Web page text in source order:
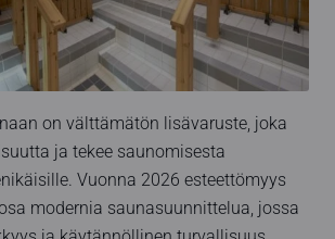
on välttämätön lisävaruste, joka
ja tekee saunomisesta
Vuonna 2026 esteettömyys
modernia saunasuunnittelua, jossa